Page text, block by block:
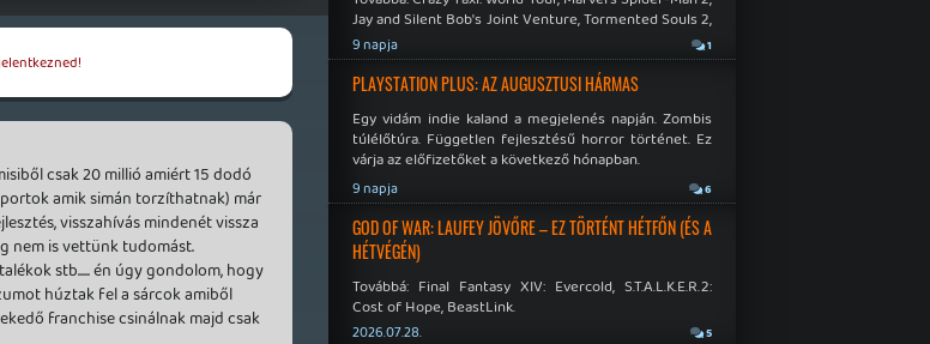
csak 20 millió amiért 15 dodó
amik simán torzíthatnak) már
visszahívás mindenét vissza
nem is vettünk tudomást.
stb..... én úgy gondolom, hogy
húztak fel a sárcok amiből
franchise csinálnak majd csak
Jay and Silent Bob's Joint Venture, Tormented Souls 2,
No More Room in Hell, Slain 2: The Beast Within.
9 napja 1
PLAYSTATION PLUS: AZ AUGUSZTUSI HÁRMAS
Egy vidám indie kaland a megjelenés napján. Zombis
túlélőtúra. Független fejlesztésű horror történet. Ez
várja az előfizetőket a következő hónapban.
9 napja 6
GOD OF WAR: LAUFEY JÖVŐRE – EZ TÖRTÉNT HÉTFŐN (ÉS A
HÉTVÉGÉN)
Továbbá: Final Fantasy XIV: Evercold, S.T.A.L.K.E.R.2:
Cost of Hope, BeastLink.
2026.07.28. 5